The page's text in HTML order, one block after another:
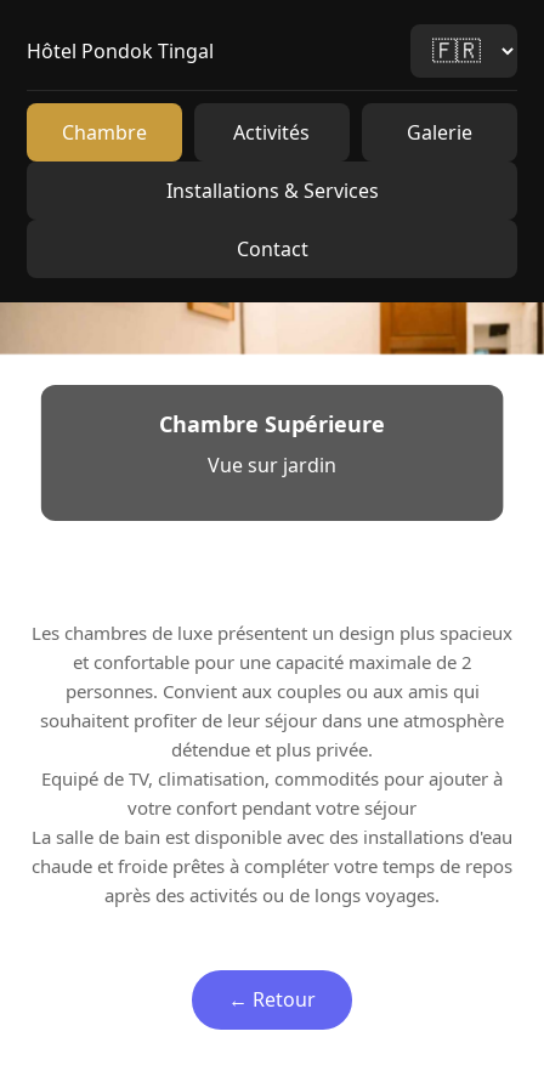
Hôtel Pondok Tingal
Chambre Activités Galerie
Installations & Services
Contact
Chambre Supérieure
Vue sur jardin
Les chambres de luxe présentent un design plus spacieux
et confortable pour une capacité maximale de 2
personnes. Convient aux couples ou aux amis qui
souhaitent profiter de leur séjour dans une atmosphère
détendue et plus privée.
Equipé de TV, climatisation, commodités pour ajouter à
votre confort pendant votre séjour
La salle de bain est disponible avec des installations d'eau
chaude et froide prêtes à compléter votre temps de repos
après des activités ou de longs voyages.
← Retour